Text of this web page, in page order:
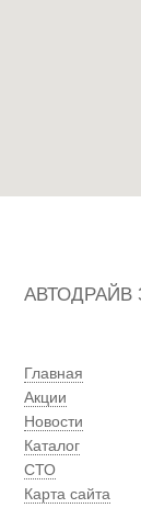
АВТОДРАЙВ
Главная
Акции
Новости
Каталог
СТО
Карта сайта